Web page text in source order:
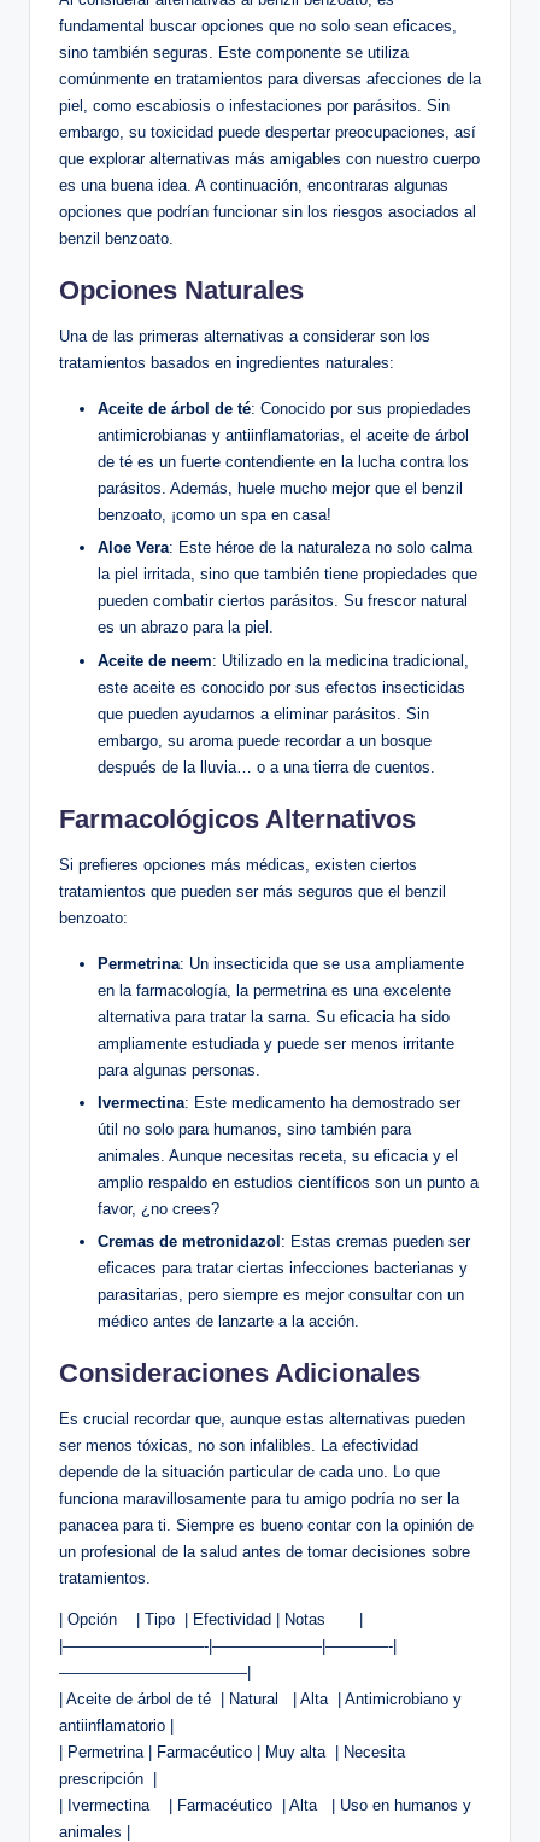
fundamental buscar ⁢opciones que ⁣no solo sean eficaces,
sino también seguras. ​Este componente se utiliza
⁤comúnmente en tratamientos para diversas afecciones‌ de ⁣la
piel, como escabiosis o infestaciones por parásitos. Sin
embargo, su toxicidad puede despertar preocupaciones, así
que explorar ‍alternativas más amigables⁤ con nuestro⁤ cuerpo
es una buena idea. A continuación, encontraras ‌algunas
opciones que podrían funcionar sin los riesgos asociados al
benzil benzoato.
Opciones ​Naturales
Una de las primeras alternativas a considerar son los
tratamientos basados ‌en ingredientes naturales:
Aceite de árbol de té: Conocido​ por sus⁢ propiedades
antimicrobianas ​y antiinflamatorias, el aceite de‌ árbol
de té es un fuerte contendiente en la lucha contra los
parásitos. Además, huele mucho mejor que el benzil
⁤benzoato, ¡como un spa en casa!
Aloe Vera:⁣ Este héroe de la ‌naturaleza no solo calma⁣
la piel irritada, sino que ‍también‍ tiene propiedades que
pueden ‍combatir ciertos parásitos. Su frescor natural
⁣es un‍ abrazo para la piel.
Aceite de neem: Utilizado en la medicina tradicional,
este aceite es⁢ conocido ‌por sus efectos insecticidas
que pueden ayudarnos a eliminar parásitos. ​Sin
⁢embargo,⁢ su​ aroma puede ‌recordar⁣ a un bosque
después de ‍la lluvia… o a una tierra ​de cuentos.
Farmacológicos Alternativos
Si prefieres opciones más⁤ médicas, existen ciertos ​
tratamientos que pueden ser más seguros que el benzil
benzoato:
Permetrina: Un insecticida que se usa ampliamente
⁤en ⁣la farmacología, ⁢la permetrina es una excelente‍
alternativa para tratar la‍ sarna. Su eficacia ha sido
ampliamente estudiada y ⁤puede ser menos irritante
para algunas personas.
Ivermectina: Este medicamento ha demostrado ser
útil no solo para humanos, sino también para
animales. ​Aunque ⁣necesitas ‌receta, su eficacia y el
amplio respaldo en estudios científicos son un punto a
favor, ¿no ⁤crees?
Cremas de metronidazol: Estas‌ cremas pueden ser
eficaces para tratar ⁣ciertas infecciones‌ bacterianas y
parasitarias, pero siempre es mejor consultar con un
médico antes de lanzarte a ‌la acción.
Consideraciones Adicionales
Es crucial recordar que, aunque estas alternativas pueden
ser menos tóxicas, no son⁢ infalibles. La ‌efectividad
depende ⁣de la situación particular de cada uno. Lo que
funciona maravillosamente para tu amigo ‍podría no ser la
panacea para ti. ⁢Siempre es bueno contar con la opinión ⁣de
un profesional de la salud antes de tomar decisiones sobre
tratamientos.
| Opción⁣ ‌ ‍ ​ | Tipo ⁢ | Efectividad | Notas ‍ ⁤ ​ ‍ ⁢ ⁣ |
|—————————-|———————|————-|
————————————|
| Aceite⁣ de árbol de té ⁤ | Natural ​ ‍ | Alta ⁣ | Antimicrobiano ​y
antiinflamatorio |
| Permetrina | Farmacéutico |⁤ Muy alta ⁤ | Necesita
prescripción ‍ |
| Ivermectina ‍ ​ ‌ | Farmacéutico ​ | ​Alta ‌ ⁢ | Uso en humanos y
animales |